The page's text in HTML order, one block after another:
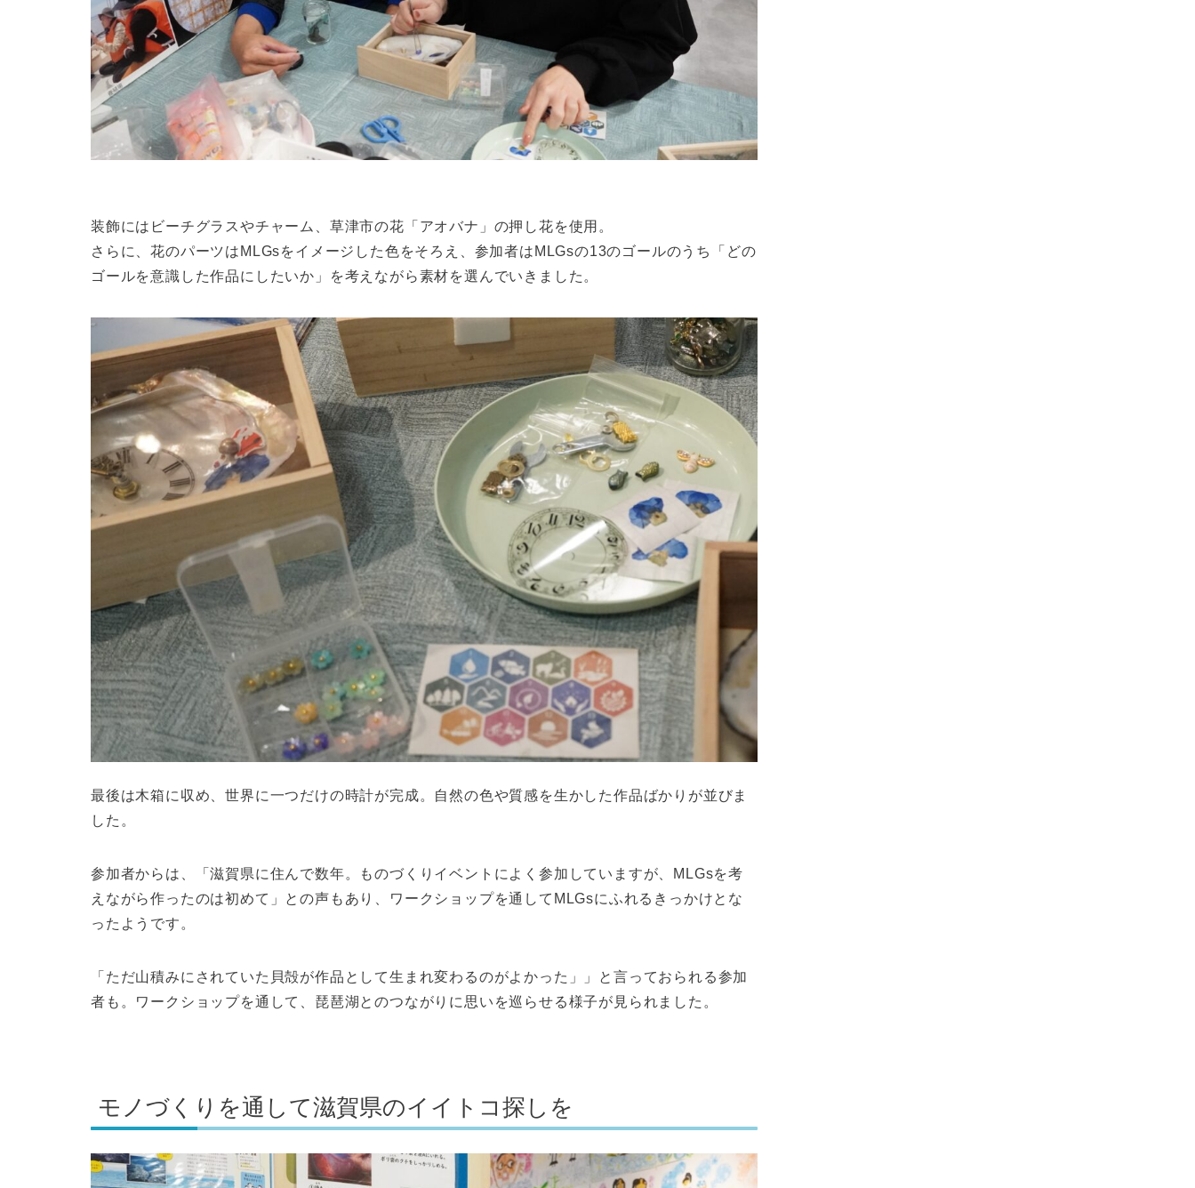
装飾にはビーチグラスやチャーム、草津市の花「アオバナ」の押し花を使用。
さらに、花のパーツはMLGsをイメージした色をそろえ、参加者はMLGsの13のゴールのうち「どの
ゴールを意識した作品にしたいか」を考えながら素材を選んでいきました。
最後は木箱に収め、世界に一つだけの時計が完成。自然の色や質感を生かした作品ばかりが並びま
した。
参加者からは、「滋賀県に住んで数年。ものづくりイベントによく参加していますが、MLGsを考
えながら作ったのは初めて」との声もあり、ワークショップを通してMLGsにふれるきっかけとな
ったようです。
「ただ山積みにされていた貝殻が作品として生まれ変わるのがよかった」」と言っておられる参加
者も。ワークショップを通して、琵琶湖とのつながりに思いを巡らせる様子が見られました。
モノづくりを通して滋賀県のイイトコ探しを